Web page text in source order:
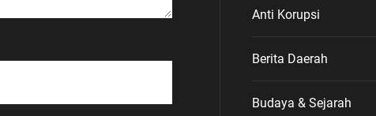
Anti Korupsi
Berita Daerah
Budaya & Sejarah